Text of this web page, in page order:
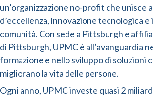
un’organizzazione no-profit che unisce
d’eccellenza, innovazione tecnologica e
comunità. Con sede a Pittsburgh e
di Pittsburgh, UPMC è all’avanguardia
formazione e nello sviluppo di soluzioni
migliorano la vita delle persone.
Ogni anno, UPMC investe quasi 2